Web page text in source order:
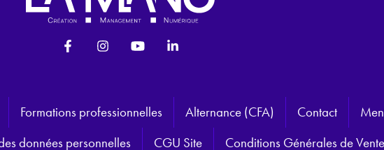
Formations professionnelles Alternance (CFA) Contact
données personnelles CGU Site Conditions Générales de